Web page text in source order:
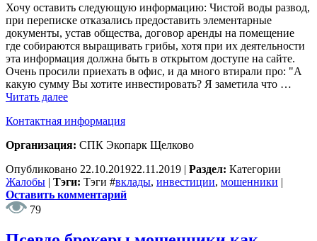
Хочу оставить следующую информацию: Чистой воды развод,
при переписке отказались предоставить элементарные
документы, устав общества, договор аренды на помещение
где собираются выращивать грибы, хотя при их деятельности
эта информация должна быть в открытом доступе на сайте.
Очень просили приехать в офис, и да много втирали про: "А
какую сумму Вы хотите инвестировать? Я заметила что …
Читать далее
Контактная информация
Организация: СПК Экопарк Щелково
Опубликовано 22.10.201922.11.2019 | Раздел: Категории
Жалобы | Тэги: Тэги #вклады, инвестиции, мошенники |
Оставить комментарий
79